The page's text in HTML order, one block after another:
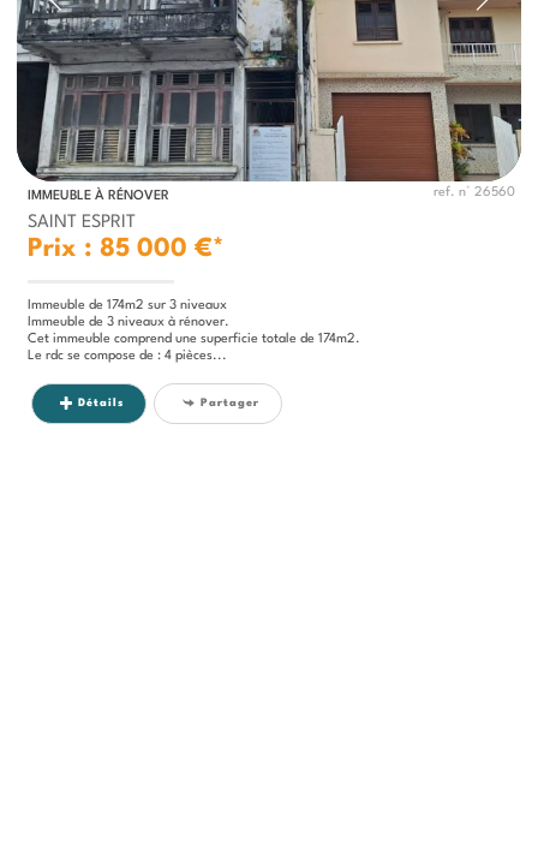
IMMEUBLE À RÉNOVER ref. n° 26560
SAINT ESPRIT
Prix : 85 000 €*
Immeuble de 174m2 sur 3 niveaux
Immeuble de 3 niveaux à rénover.
Cet immeuble comprend une superficie totale de 174m2.
Le rdc se compose de : 4 pièces...
Détails Partager